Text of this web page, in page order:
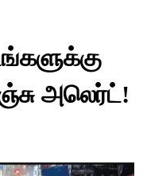
அலெர்ட்!